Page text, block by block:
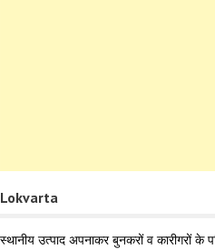
Lokvarta
स्थानीय उत्पाद अपनाकर बुनकरों व कारीगरों के